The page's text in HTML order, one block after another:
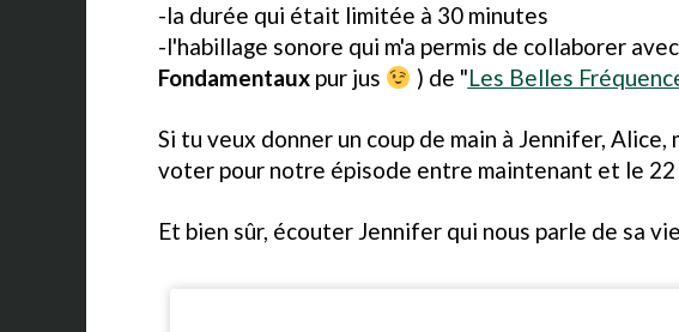
-la durée qui était limitée à 30 minutes
-l'habillage sonore qui m'a permis de collaborer avec
Fondamentaux pur jus ) de "Les Belles
Si tu veux donner un coup de main à Jennifer,
voter pour notre épisode entre maintenant et le
Et bien sûr, écouter Jennifer qui nous parle de sa vie